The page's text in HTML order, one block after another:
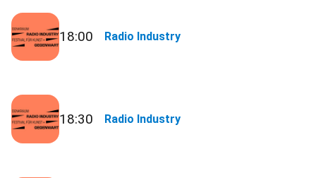
18:00 Radio Industry
18:30 Radio Industry